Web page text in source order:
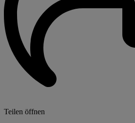
Teilen öffnen